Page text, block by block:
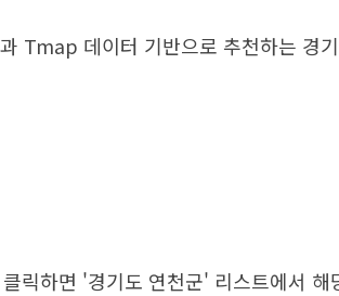
Tmap 데이터 기반으로 추천하는 경
릭하면 '경기도 연천군' 리스트에서